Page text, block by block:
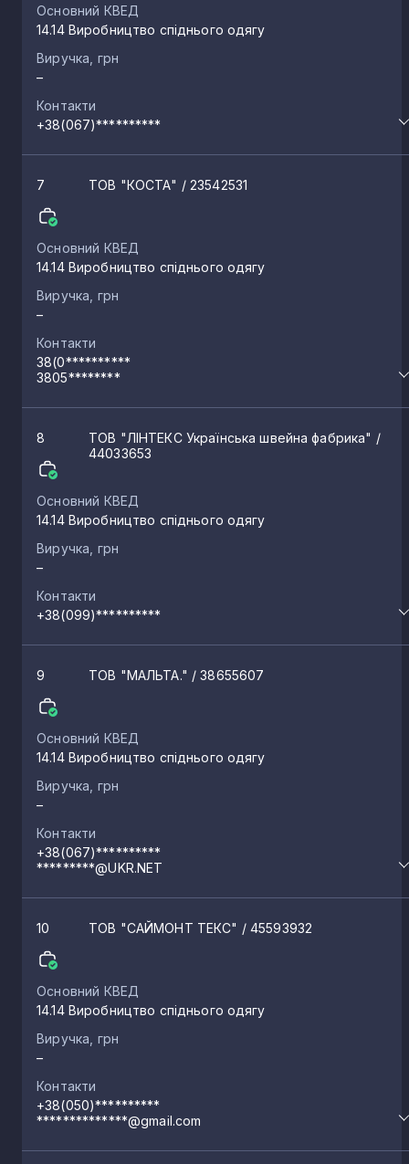
Основний КВЕД
14.14 Виробництво спіднього одягу
Виручка, грн
–
Контакти
+38(067)**********
7 ТОВ "КОСТА" / 23542531
Основний КВЕД
14.14 Виробництво спіднього одягу
Виручка, грн
–
Контакти
38(0**********
3805********
8 ТОВ "ЛІНТЕКС Українська швейна фабрика" /
44033653
Основний КВЕД
14.14 Виробництво спіднього одягу
Виручка, грн
–
Контакти
+38(099)**********
9 ТОВ "МАЛЬТА." / 38655607
Основний КВЕД
14.14 Виробництво спіднього одягу
Виручка, грн
–
Контакти
+38(067)**********
*********@UKR.NET
10 ТОВ "САЙМОНТ ТЕКС" / 45593932
Основний КВЕД
14.14 Виробництво спіднього одягу
Виручка, грн
–
Контакти
+38(050)**********
**************@gmail.com